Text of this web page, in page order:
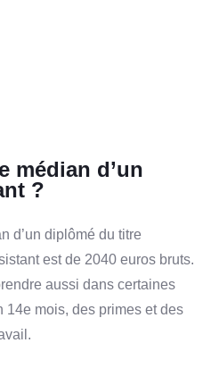
médian d’un
?
d’un diplômé du titre
est de 2040 euros bruts.
aussi dans certaines
14e mois, des primes et des